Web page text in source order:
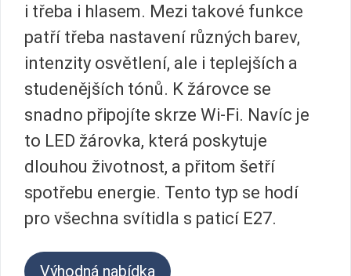
i třeba i hlasem. Mezi takové funkce
patří třeba nastavení různých barev,
intenzity osvětlení, ale i teplejších a
studenějších tónů. K žárovce se
snadno připojíte skrze Wi-Fi. Navíc je
to LED žárovka, která poskytuje
dlouhou životnost, a přitom šetří
spotřebu energie. Tento typ se hodí
pro všechna svítidla s paticí E27.
Výhodná nabídka